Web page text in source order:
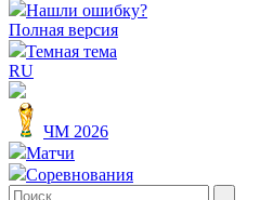
Нашли ошибку?
Полная версия
Темная тема
RU
ЧМ 2026
Матчи
Соревнования